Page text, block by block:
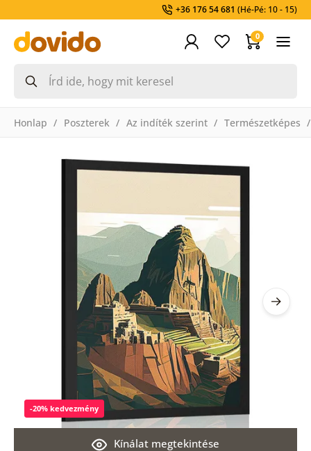
+36 176 54 681 (Hé-Pé: 10 - 15)
0
Honlap Poszterek Az indíték szerint Természetképes
Kínálat megtekintése
-20% kedvezmény